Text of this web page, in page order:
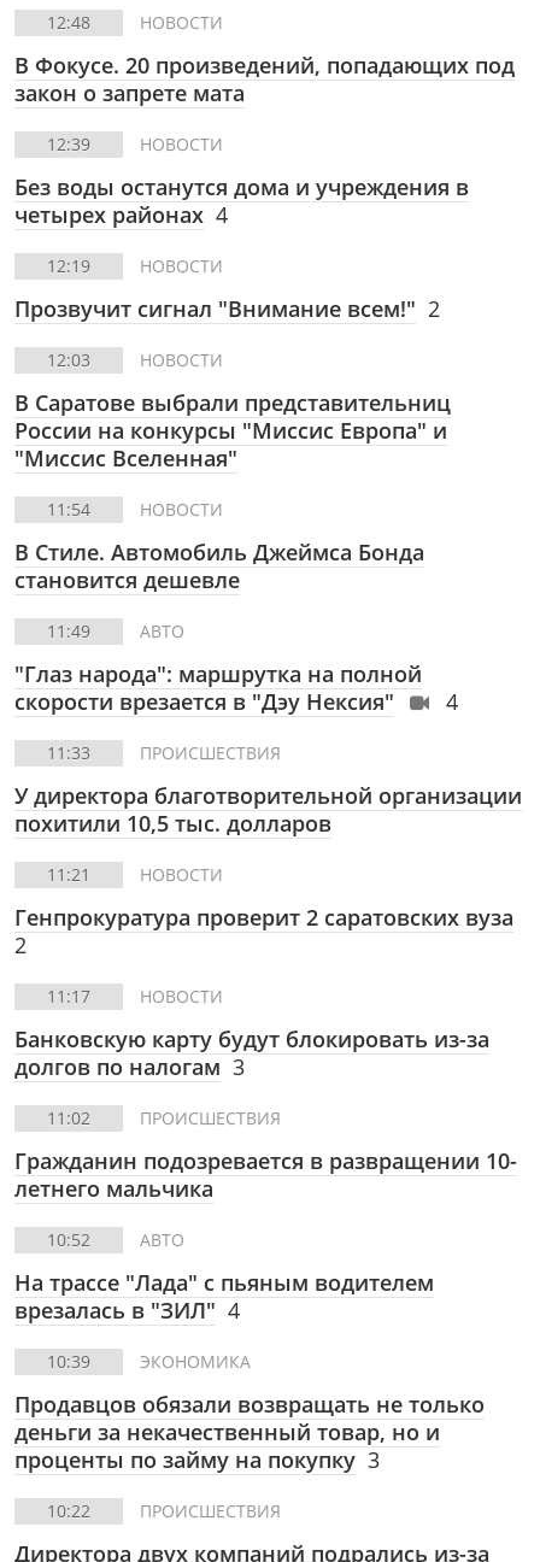
12:48 НОВОСТИ
В Фокусе. 20 произведений, попадающих под
закон о запрете мата
12:39 НОВОСТИ
Без воды останутся дома и учреждения в
четырех районах 4
12:19 НОВОСТИ
Прозвучит сигнал "Внимание всем!" 2
12:03 НОВОСТИ
В Саратове выбрали представительниц
России на конкурсы "Миссис Европа" и
"Миссис Вселенная"
11:54 НОВОСТИ
В Стиле. Автомобиль Джеймса Бонда
становится дешевле
11:49 АВТО
"Глаз народа": маршрутка на полной
скорости врезается в "Дэу Нексия"
4
11:33 ПРОИСШЕСТВИЯ
У директора благотворительной организации
похитили 10,5 тыс. долларов
11:21 НОВОСТИ
Генпрокуратура проверит 2 саратовских вуза
2
11:17 НОВОСТИ
Банковскую карту будут блокировать из-за
долгов по налогам 3
11:02 ПРОИСШЕСТВИЯ
Гражданин подозревается в развращении 10-
летнего мальчика
10:52 АВТО
На трассе "Лада" с пьяным водителем
врезалась в "ЗИЛ" 4
10:39 ЭКОНОМИКА
Продавцов обязали возвращать не только
деньги за некачественный товар, но и
проценты по займу на покупку 3
10:22 ПРОИСШЕСТВИЯ
Директора двух компаний подрались из-за